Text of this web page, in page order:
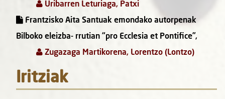
Uribarren Leturiaga, Patxi
Frantzisko Aita Santuak emondako autorpenak
Bilboko eleizba- rrutian “pro Ecclesia et Pontifice”,
Zugazaga Martikorena, Lorentzo (Lontzo)
Iritziak